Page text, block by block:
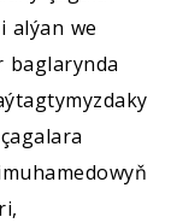
alýan we
baglarynda